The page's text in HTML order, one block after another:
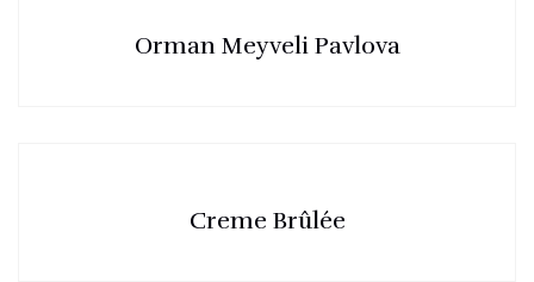
Orman Meyveli Pavlova
Creme Brûlée